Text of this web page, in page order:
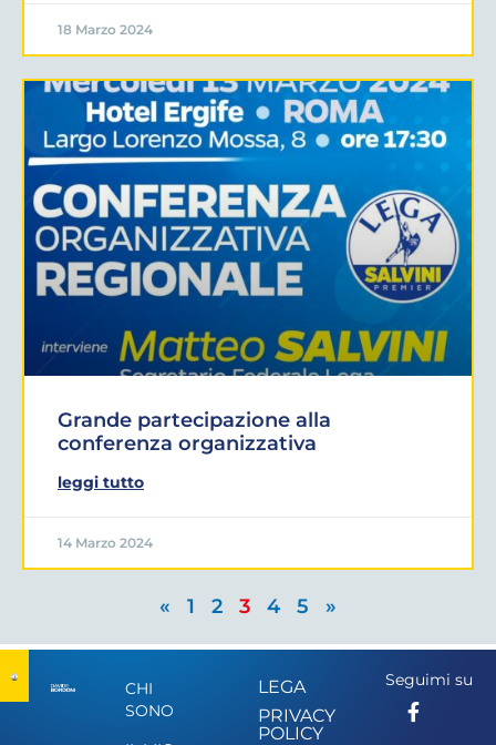
18 Marzo 2024
Grande partecipazione alla
conferenza organizzativa
leggi tutto
14 Marzo 2024
« 1 2 3 4 5 »
CHI
SONO
LEGA
PRIVACY
POLICY
Seguimi su